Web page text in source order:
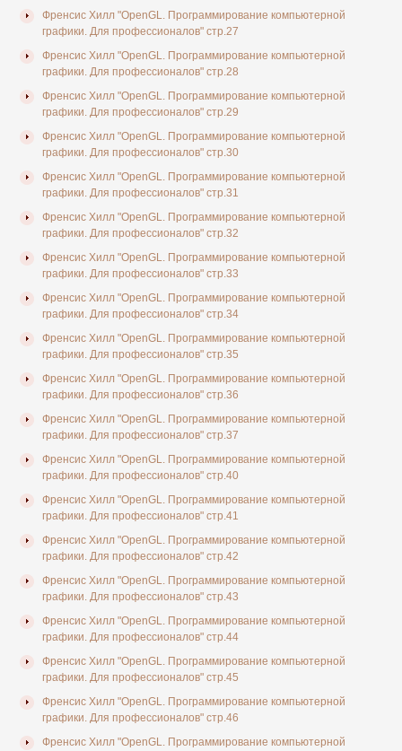
Френсис Хилл "OpenGL. Программирование компьютерной
графики. Для профессионалов" стр.27
Френсис Хилл "OpenGL. Программирование компьютерной
графики. Для профессионалов" стр.28
Френсис Хилл "OpenGL. Программирование компьютерной
графики. Для профессионалов" стр.29
Френсис Хилл "OpenGL. Программирование компьютерной
графики. Для профессионалов" стр.30
Френсис Хилл "OpenGL. Программирование компьютерной
графики. Для профессионалов" стр.31
Френсис Хилл "OpenGL. Программирование компьютерной
графики. Для профессионалов" стр.32
Френсис Хилл "OpenGL. Программирование компьютерной
графики. Для профессионалов" стр.33
Френсис Хилл "OpenGL. Программирование компьютерной
графики. Для профессионалов" стр.34
Френсис Хилл "OpenGL. Программирование компьютерной
графики. Для профессионалов" стр.35
Френсис Хилл "OpenGL. Программирование компьютерной
графики. Для профессионалов" стр.36
Френсис Хилл "OpenGL. Программирование компьютерной
графики. Для профессионалов" стр.37
Френсис Хилл "OpenGL. Программирование компьютерной
графики. Для профессионалов" стр.40
Френсис Хилл "OpenGL. Программирование компьютерной
графики. Для профессионалов" стр.41
Френсис Хилл "OpenGL. Программирование компьютерной
графики. Для профессионалов" стр.42
Френсис Хилл "OpenGL. Программирование компьютерной
графики. Для профессионалов" стр.43
Френсис Хилл "OpenGL. Программирование компьютерной
графики. Для профессионалов" стр.44
Френсис Хилл "OpenGL. Программирование компьютерной
графики. Для профессионалов" стр.45
Френсис Хилл "OpenGL. Программирование компьютерной
графики. Для профессионалов" стр.46
Френсис Хилл "OpenGL. Программирование компьютерной